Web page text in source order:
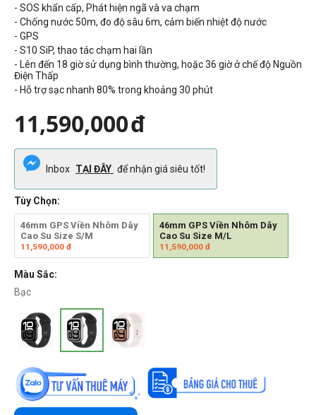
- SOS khẩn cấp, Phát hiện ngã và va chạm
- Chống nước 50m, đo độ sâu 6m, cảm biến nhiệt độ nước
- GPS
- S10 SiP, thao tác chạm hai lần
- Lên đến 18 giờ sử dụng bình thường, hoặc 36 giờ ở chế độ Nguồn
Điện Thấp
- Hỗ trợ sạc nhanh 80% trong khoảng 30 phút
11,590,000đ
Inbox TẠI ĐÂY để nhận giá siêu tốt!
Tùy Chọn:
46mm GPS Viền Nhôm Dây
Cao Su Size S/M
11,590,000 đ
46mm GPS Viền Nhôm Dây
Cao Su Size M/L
11,590,000đ
Màu Sắc:
Bạc